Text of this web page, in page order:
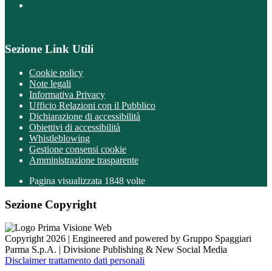
Sezione Link Utili
Cookie policy
Note legali
Informativa Privacy
Ufficio Relazioni con il Pubblico
Dichiarazione di accessibilità
Obiettivi di accessibilità
Whistleblowing
Gestione consensi cookie
Amministrazione trasparente
Pagina visualizzata 1848 volte
Sezione Copyright
Copyright 2026 | Engineered and powered by Gruppo Spaggiari
Parma S.p.A. | Divisione Publishing & New Social Media
Disclaimer trattamento dati personali